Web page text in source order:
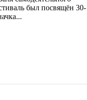
был посвящён 30-